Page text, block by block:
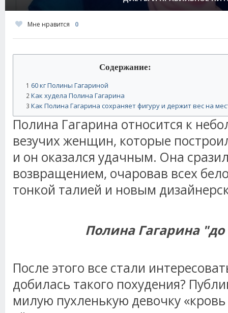
Мне нравится 0
Содержание:
1 60 кг Полины Гагариной
2 Как худела Полина Гагарина
3 Как Полина Гагарина сохраняет фигуру и держит вес на
Полина Гагарина относится к
везучих женщин, которые
и он оказался удачным. Она
возвращением, очаровав всех
тонкой талией и новым
Полина Гагарина
После этого все стали
добилась такого похудения?
милую пухленькую девочку